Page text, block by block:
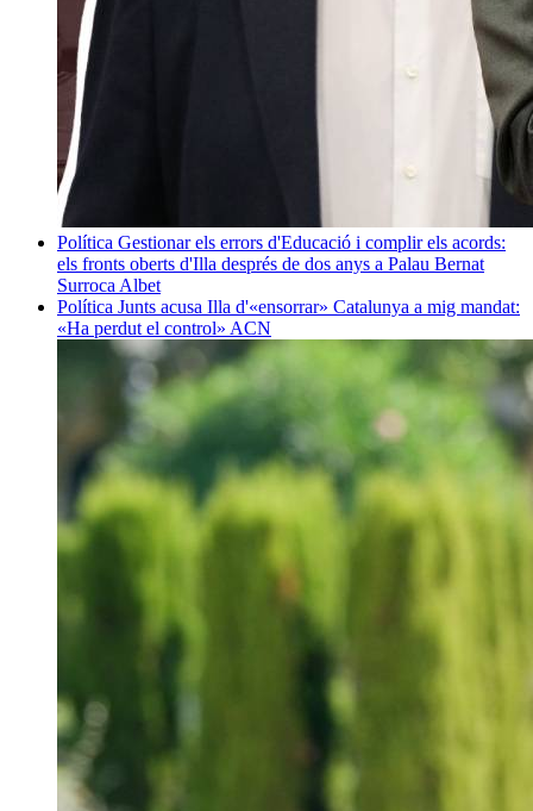
Política Gestionar els errors d'Educació i complir els acords:
els fronts oberts d'Illa després de dos anys a Palau Bernat
Surroca Albet
Política Junts acusa Illa d'«ensorrar» Catalunya a mig mandat:
«Ha perdut el control» ACN